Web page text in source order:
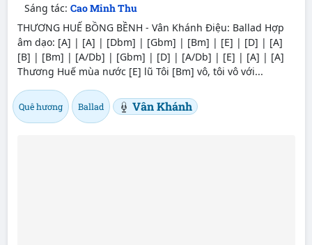
Sáng tác: Cao Minh Thu
THƯƠNG HUẾ BỒNG BỀNH - Vân Khánh Điệu: Ballad Hợp
âm dạo: [A] | [A] | [Dbm] | [Gbm] | [Bm] | [E] | [D] | [A]
[B] | [Bm] | [A/Db] | [Gbm] | [D] | [A/Db] | [E] | [A] | [A]
Thương Huế mùa nước [E] lũ Tôi [Bm] vô, tôi vô với...
Quê hương Ballad Vân Khánh